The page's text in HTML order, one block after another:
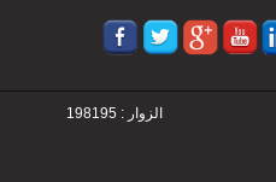
الزوار : 198195